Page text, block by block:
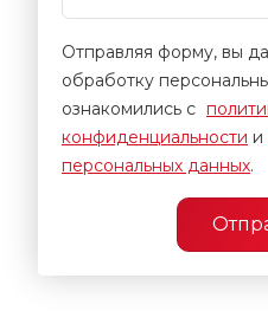
Отправляя форму, вы
обработку
ознакомились с
конфиденциальности и
персональных данных.